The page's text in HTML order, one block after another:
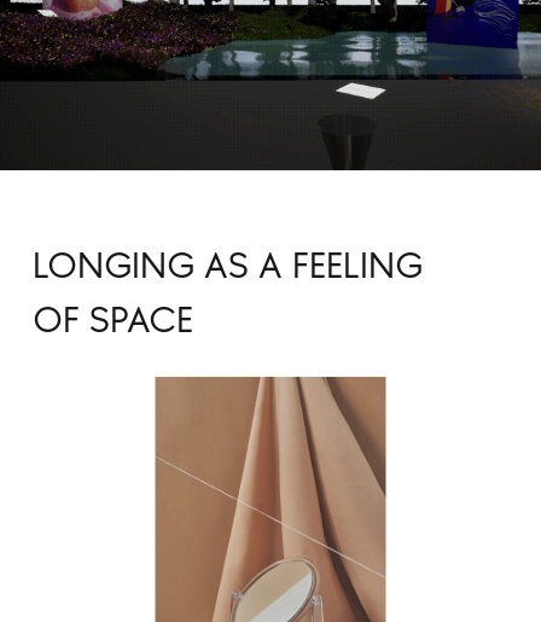
LONGING AS A FEELING
OF SPACE